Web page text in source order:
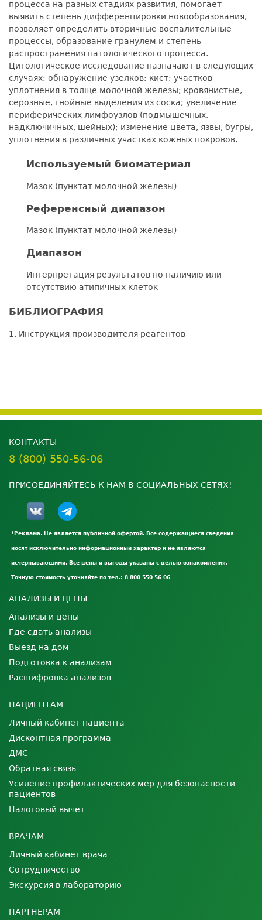
процесса на разных стадиях развития, помогает
выявить степень дифференцировки новообразования,
позволяет определить вторичные воспалительные
процессы, образование гранулем и степень
распространения патологического процесса.
Цитологическое исследование назначают в следующих
случаях: обнаружение узелков; кист; участков
уплотнения в толще молочной железы; кровянистые,
серозные, гнойные выделения из соска; увеличение
периферических лимфоузлов (подмышечных,
надключичных, шейных); изменение цвета, язвы, бугры,
уплотнения в различных участках кожных покровов.
Используемый биоматериал
Мазок (пунктат молочной железы)
Референсный диапазон
Мазок (пунктат молочной железы)
Диапазон
Интерпретация результатов по наличию или
отсутствию атипичных клеток
БИБЛИОГРАФИЯ
1. Инструкция производителя реагентов
КОНТАКТЫ
8 (800) 550-56-06
ПРИСОЕДИНЯЙТЕСЬ К НАМ В СОЦИАЛЬНЫХ СЕТЯХ!
*Реклама. Не является публичной офертой. Все содержащиеся сведения
носят исключительно информационный характер и не являются
исчерпывающими. Все цены и выгоды указаны с целью ознакомления.
Точную стоимость уточняйте по тел.: 8 800 550 56 06
АНАЛИЗЫ И ЦЕНЫ
Анализы и цены
Где сдать анализы
Выезд на дом
Подготовка к анализам
Расшифровка анализов
ПАЦИЕНТАМ
Личный кабинет пациента
Дисконтная программа
ДМС
Обратная связь
Усиление профилактических мер для безопасности
пациентов
Налоговый вычет
ВРАЧАМ
Личный кабинет врача
Сотрудничество
Экскурсия в лабораторию
ПАРТНЕРАМ